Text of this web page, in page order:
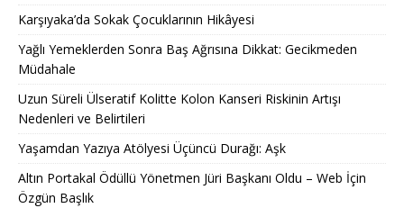
Karşıyaka’da Sokak Çocuklarının Hikâyesi
Yağlı Yemeklerden Sonra Baş Ağrısına Dikkat: Gecikmeden
Müdahale
Uzun Süreli Ülseratif Kolitte Kolon Kanseri Riskinin Artışı
Nedenleri ve Belirtileri
Yaşamdan Yazıya Atölyesi Üçüncü Durağı: Aşk
Altın Portakal Ödüllü Yönetmen Jüri Başkanı Oldu – Web İçin
Özgün Başlık